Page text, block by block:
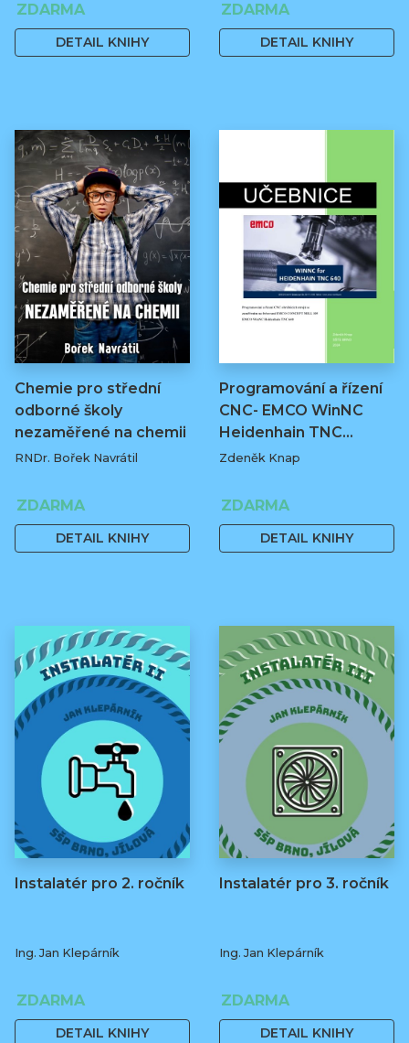
ZDARMA
DETAIL KNIHY
ZDARMA
DETAIL KNIHY
Chemie pro střední
odborné školy
nezaměřené na chemii
RNDr. Bořek Navrátil
ZDARMA
DETAIL KNIHY
Programování a řízení
CNC- EMCO WinNC
Heidenhain TNC…
Zdeněk Knap
ZDARMA
DETAIL KNIHY
Instalatér pro 2. ročník
Ing. Jan Klepárník
ZDARMA
DETAIL KNIHY
Instalatér pro 3. ročník
Ing. Jan Klepárník
ZDARMA
DETAIL KNIHY